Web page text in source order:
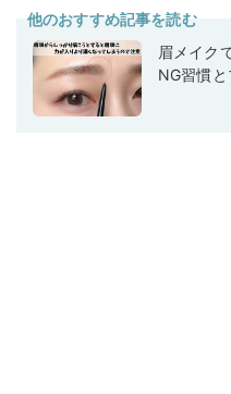
他のおすすめ記事を読む
眉メイク
NG習慣